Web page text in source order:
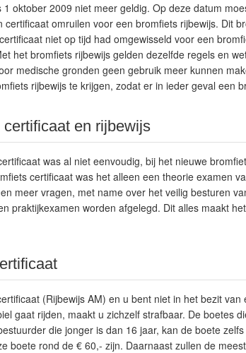
oktober 2009 niet meer geldig. Op deze datum
certificaat omruilen voor een bromfiets rijbewijs. Dit
niet op tijd had omgewisseld voor een
het bromfiets rijbewijs gelden dezelfde regels en
medische gronden geen gebruik meer kunnen
rijbewijs te krijgen, zodat er in ieder geval een
en rijbewijs
was al niet eenvoudig, bij het nieuwe
certificaat was het alleen een theorie examen
meer vragen, met name over het veilig besturen
praktijkexamen worden afgelegd. Dit alles maakt
(Rijbewijs AM) en u bent niet in het bezit
gaat rijden, maakt u zichzelf strafbaar. De boetes
die jonger is dan 16 jaar, kan de boete
boete rond de € 60,- zijn. Daarnaast zullen de